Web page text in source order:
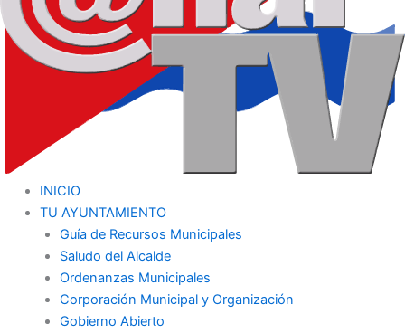
INICIO
TU AYUNTAMIENTO
Guía de Recursos Municipales
Saludo del Alcalde
Ordenanzas Municipales
Corporación Municipal y Organización
Gobierno Abierto